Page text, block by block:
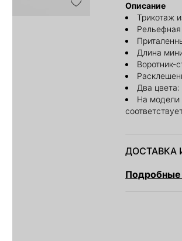
Описание
Трикотаж
Рельефная
Длина
Воротник-
Два
На модели
ДОСТАВКА
Подробные